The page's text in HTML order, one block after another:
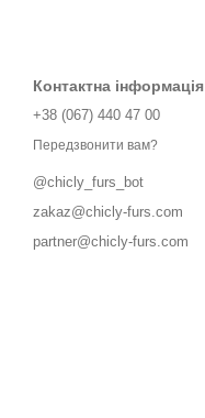
Контактна інформація
+38 (067) 440 47 00
Передзвонити вам?
@chicly_furs_bot
zakaz@chicly-furs.com
partner@chicly-furs.com